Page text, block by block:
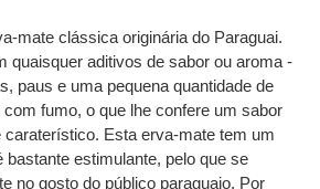
mate clássica originária do Paraguai.
quaisquer aditivos de sabor ou aroma -
paus e uma pequena quantidade de
fumo, o que lhe confere um sabor
caraterístico. Esta erva-mate tem um
estimulante, pelo que se
no gosto do público paraguaio. Por